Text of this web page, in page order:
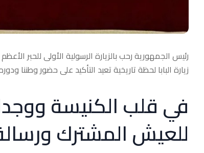
رئيس الجمهورية رحب بالزيارة الرسولية الأولى للحبر الأعظم
زيارة البابا لحظة تاريخية تعيد التأكيد على حضور وطننا
في قلب الكنيسة
للعيش المشترك